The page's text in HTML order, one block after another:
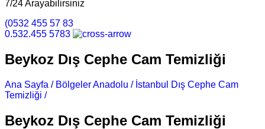
7/24 Arayabilirsiniz
(0532 455 57 83
0.532.455 5783
Beykoz Dış Cephe Cam Temizliği
Ana Sayfa / Bölgeler Anadolu / İstanbul Dış Cephe Cam
Temizliği /
Beykoz Dış Cephe Cam Temizliği